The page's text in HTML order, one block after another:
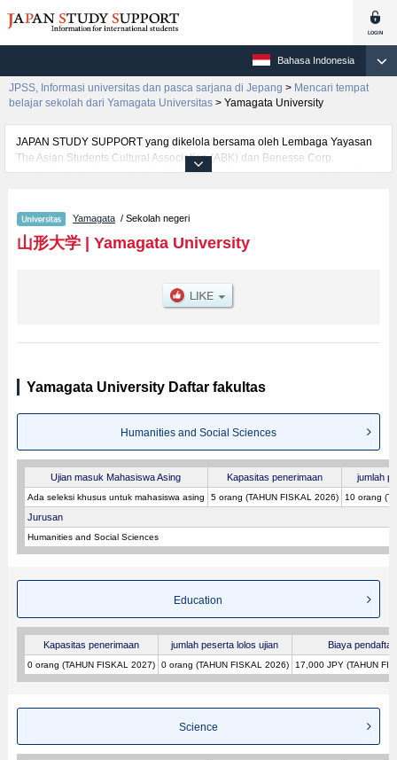
Bahasa Indonesia
JPSS, Informasi universitas dan pasca sarjana di Jepang > Mencari tempat
belajar sekolah dari Yamagata Universitas > Yamagata University
JAPAN STUDY SUPPORT yang dikelola bersama oleh Lembaga Yayasan
The Asian Students Cultural Association (ABK) dan Benesse Corp.
menyediakan informasi sekitar 1300 universitas, pascasarjana, universitas
informasi per fakultas seperti Fakultas Humanities and Social
SciencesatauFakultas EducationatauFakultas ScienceatauFakultas
MedicineatauFakultas EngineeringatauFakultas Agriculture, serta berbagai
untuk jumlah pendaftar dan jumlah kelulusan ujian masuk mahasiswa(i)
mancanegara, informasi mengenai ujian masuk, prasarana kampus, akses
Yamagata / Sekolah negeri
山形大学| Yamagata University
Yamagata University Daftar fakultas
Humanities and Social Sciences
Ujian masuk Mahasiswa Asing Kapasitas penerimaan jumlah
Ada seleksi khusus untuk mahasiswa asing 5 orang (TAHUN FISKAL 2026) 10 orang
Jurusan
Humanities and Social Sciences
Education
Kapasitas penerimaan jumlah peserta lolos ujian Biaya
0 orang (TAHUN FISKAL 2027) 0 orang (TAHUN FISKAL 2026) 17,000 JPY (TAHUN
Science